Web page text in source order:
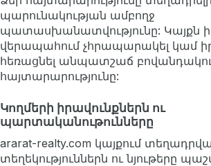
պարունակության ամբողջ
պատասխանատվությունը: Կայքն
վերապահում չհրապարակել կամ
հեռացնել անպատշաճ
հայտարարությունը:
Կողմերի իրավունքներն ու
պարտականութունները
ararat-realty.com կայքում
տեղեկություններն ու նյութերը